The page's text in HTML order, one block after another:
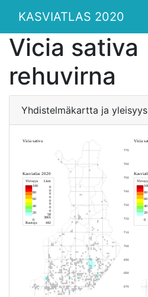
KASVIATLAS 2020
Vicia sativa
rehuvirna
Yhdistelmäkartta ja yleisyys